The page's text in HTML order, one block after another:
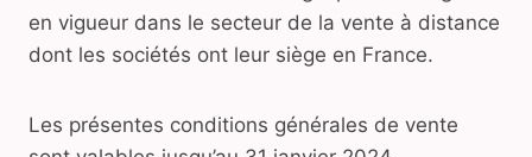
en vigueur dans le secteur de la vente à distance
dont les sociétés ont leur siège en France.
Les présentes conditions générales de vente